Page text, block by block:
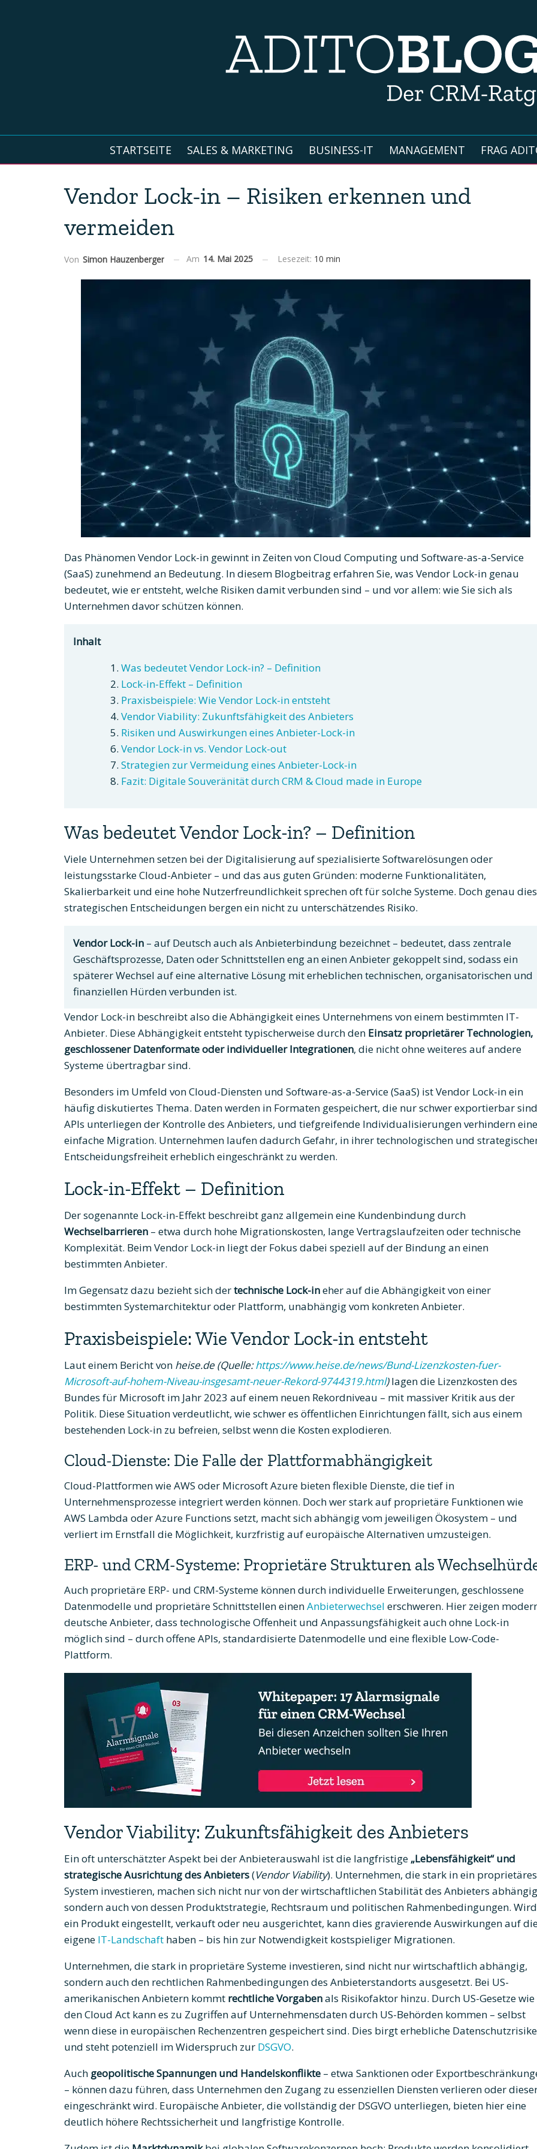
STARTSEITE SALES & MARKETING BUSINESS-IT MANAGEMENT FRAG
Vendor Lock-in – Risiken erkennen und
vermeiden
Von Simon Hauzenberger Am 14. Mai 2025 Lesezeit: 10 min
Das Phänomen Vendor Lock-in gewinnt in Zeiten von Cloud Computing und Software-as-a-Service
(SaaS) zunehmend an Bedeutung. In diesem Blogbeitrag erfahren Sie, was Vendor Lock-in genau
bedeutet, wie er entsteht, welche Risiken damit verbunden sind – und vor allem: wie Sie sich als
Unternehmen davor schützen können.
Inhalt
Was bedeutet Vendor Lock-in? – Definition
Lock-in-Effekt – Definition
Praxisbeispiele: Wie Vendor Lock-in entsteht
Vendor Viability: Zukunftsfähigkeit des Anbieters
Risiken und Auswirkungen eines Anbieter-Lock-in
Vendor Lock-in vs. Vendor Lock-out
Strategien zur Vermeidung eines Anbieter-Lock-in
Fazit: Digitale Souveränität durch CRM & Cloud made in Europe
Was bedeutet Vendor Lock-in? – Definition
Viele Unternehmen setzen bei der Digitalisierung auf spezialisierte Softwarelösungen oder
leistungsstarke Cloud-Anbieter – und das aus guten Gründen: moderne Funktionalitäten,
Skalierbarkeit und eine hohe Nutzerfreundlichkeit sprechen oft für solche Systeme. Doch genau
strategischen Entscheidungen bergen ein nicht zu unterschätzendes Risiko.
Vendor Lock-in – auf Deutsch auch als Anbieterbindung bezeichnet – bedeutet, dass zentrale
Geschäftsprozesse, Daten oder Schnittstellen eng an einen Anbieter gekoppelt sind, sodass ein
späterer Wechsel auf eine alternative Lösung mit erheblichen technischen, organisatorischen und
finanziellen Hürden verbunden ist.
Vendor Lock-in beschreibt also die Abhängigkeit eines Unternehmens von einem bestimmten IT-
Anbieter. Diese Abhängigkeit entsteht typischerweise durch den Einsatz proprietärer Technologien,
geschlossener Datenformate oder individueller Integrationen, die nicht ohne weiteres auf andere
Systeme übertragbar sind.
Besonders im Umfeld von Cloud-Diensten und Software-as-a-Service (SaaS) ist Vendor Lock-in ein
häufig diskutiertes Thema. Daten werden in Formaten gespeichert, die nur schwer exportierbar
APIs unterliegen der Kontrolle des Anbieters, und tiefgreifende Individualisierungen verhindern eine
einfache Migration. Unternehmen laufen dadurch Gefahr, in ihrer technologischen und
Entscheidungsfreiheit erheblich eingeschränkt zu werden.
Lock-in-Effekt – Definition
Der sogenannte Lock-in-Effekt beschreibt ganz allgemein eine Kundenbindung durch
Wechselbarrieren – etwa durch hohe Migrationskosten, lange Vertragslaufzeiten oder technische
Komplexität. Beim Vendor Lock-in liegt der Fokus dabei speziell auf der Bindung an einen
bestimmten Anbieter.
Im Gegensatz dazu bezieht sich dertechnische Lock-ineher auf die Abhängigkeit von einer
bestimmten Systemarchitektur oder Plattform, unabhängig vom konkreten Anbieter.
Praxisbeispiele: Wie Vendor Lock-in entsteht
Laut einem Bericht von heise.de (Quelle:https://www.heise.de/news/Bund-Lizenzkosten-fuer-
Microsoft-auf-hohem-Niveau-insgesamt-neuer-Rekord-9744319.html)lagen die Lizenzkosten des
Bundes für Microsoft im Jahr 2023 auf einem neuen Rekordniveau – mit massiver Kritik aus der
Politik. Diese Situation verdeutlicht, wie schwer es öffentlichen Einrichtungen fällt, sich aus einem
bestehenden Lock-in zu befreien, selbst wenn die Kosten explodieren.
Cloud-Dienste: Die Falle der Plattformabhängigkeit
Cloud-Plattformen wie AWS oder Microsoft Azure bieten flexible Dienste, die tief in
Unternehmensprozesse integriert werden können. Doch wer stark auf proprietäre Funktionen wie
AWS Lambda oder Azure Functions setzt, macht sich abhängig vom jeweiligen Ökosystem – und
verliert im Ernstfall die Möglichkeit, kurzfristig auf europäische Alternativen umzusteigen.
ERP- und CRM-Systeme: Proprietäre Strukturen als
Auch proprietäre ERP- und CRM-Systeme können durch individuelle Erweiterungen, geschlossene
Datenmodelle und proprietäre Schnittstellen einenAnbieterwechsel erschweren. Hier zeigen
deutsche Anbieter, dass technologische Offenheit und Anpassungsfähigkeit auch ohne Lock-in
möglich sind – durch offene APIs, standardisierte Datenmodelle und eine flexible Low-Code-
Plattform.
Vendor Viability: Zukunftsfähigkeit des Anbieters
Ein oft unterschätzter Aspekt bei der Anbieterauswahl ist die langfristige „Lebensfähigkeit“ und
strategische Ausrichtung des Anbieters(Vendor Viability). Unternehmen, die stark in ein proprietäres
System investieren, machen sich nicht nur von der wirtschaftlichen Stabilität des Anbieters
sondern auch von dessen Produktstrategie, Rechtsraum und politischen Rahmenbedingungen. Wird
ein Produkt eingestellt, verkauft oder neu ausgerichtet, kann dies gravierende Auswirkungen auf
eigene IT-Landschaft haben – bis hin zur Notwendigkeit kostspieliger Migrationen.
Unternehmen, die stark in proprietäre Systeme investieren, sind nicht nur wirtschaftlich abhängig,
sondern auch den rechtlichen Rahmenbedingungen des Anbieterstandorts ausgesetzt. Bei US-
amerikanischen Anbietern kommt rechtliche Vorgabenals Risikofaktor hinzu. Durch US-Gesetze wie
den Cloud Act kann es zu Zugriffen auf Unternehmensdaten durch US-Behörden kommen – selbst
wenn diese in europäischen Rechenzentren gespeichert sind. Dies birgt erhebliche
und steht potenziell im Widerspruch zur DSGVO.
Auch geopolitische Spannungen und Handelskonflikte – etwa Sanktionen oder
– können dazu führen, dass Unternehmen den Zugang zu essenziellen Diensten verlieren oder
eingeschränkt wird. Europäische Anbieter, die vollständig der DSGVO unterliegen, bieten hier eine
deutlich höhere Rechtssicherheit und langfristige Kontrolle.